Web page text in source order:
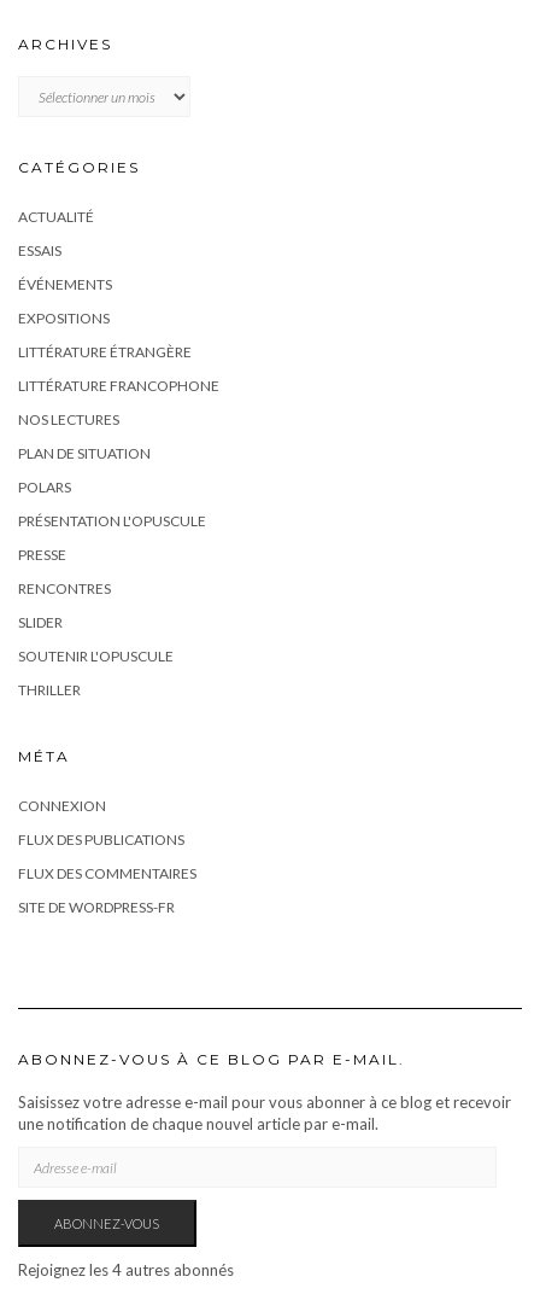
ARCHIVES
CATÉGORIES
ACTUALITÉ
ESSAIS
ÉVÉNEMENTS
EXPOSITIONS
LITTÉRATURE ÉTRANGÈRE
LITTÉRATURE FRANCOPHONE
NOS LECTURES
PLAN DE SITUATION
POLARS
PRÉSENTATION L'OPUSCULE
PRESSE
RENCONTRES
SLIDER
SOUTENIR L'OPUSCULE
THRILLER
MÉTA
CONNEXION
FLUX DES PUBLICATIONS
FLUX DES COMMENTAIRES
SITE DE WORDPRESS-FR
ABONNEZ-VOUS À CE BLOG PAR E-MAIL.
Saisissez votre adresse e-mail pour vous abonner à ce blog et recevoir
une notification de chaque nouvel article par e-mail.
ABONNEZ-VOUS
Rejoignez les 4 autres abonnés